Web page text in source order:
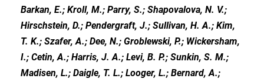
Barkan, E.; Kroll, M.; Parry, S.; Shapovalova, N. V.;
Hirschstein, D.; Pendergraft, J.; Sullivan, H. A.; Kim,
T. K.; Szafer, A.; Dee, N.; Groblewski, P.; Wickersham,
I.; Cetin, A.; Harris, J. A.; Levi, B. P.; Sunkin, S. M.;
Madisen, L.; Daigle, T. L.; Looger, L.; Bernard, A.;